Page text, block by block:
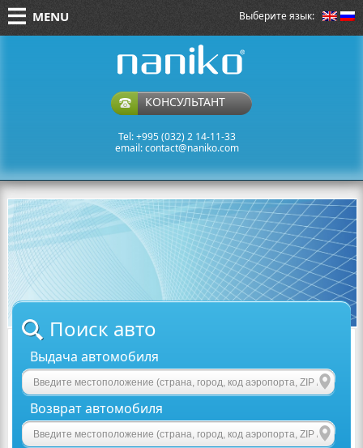
Выберите язык:
MENU
КОНСУЛЬТАНТ
Tel: +995 (032) 2 14-11-33
email:contact@naniko.com
Поиск авто
Выдача автомобиля
Возврат автомобиля